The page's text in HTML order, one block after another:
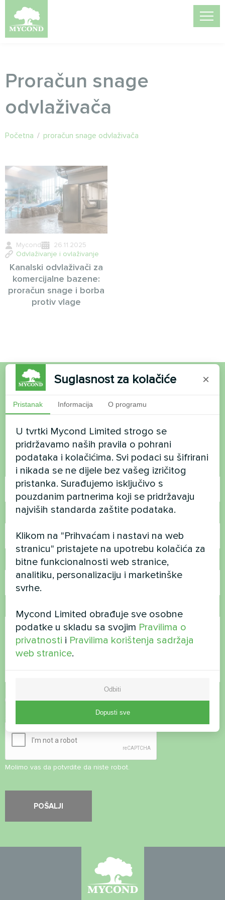
Proračun snage
odvlaživača
Početna / proračun snage odvlaživača
Mycond
26.11.2025
Odvlaživanje i ovlaživanje
Kanalski odvlaživači za
komercijalne bazene:
proračun snage i borba
protiv vlage
Želite kupiti ili imate
pitanja?
Kontaktirajte nas i mi ćemo vam pomoći
Ime
Broj telefona
E-pošta
Komentar
PrihvatiPravila o privatnosti
Molimo vas da potvrdite da niste robot.
Suglasnost za kolačiće ×
Pristanak Informacija O programu
U tvrtki Mycond Limited strogo se
pridržavamo naših pravila o pohrani
podataka i kolačićima. Svi podaci su šifrirani
i nikada se ne dijele bez vašeg izričitog
pristanka. Surađujemo isključivo s
pouzdanim partnerima koji se pridržavaju
najviših standarda zaštite podataka.
Klikom na "Prihvaćam i nastavi na web
stranicu" pristajete na upotrebu kolačića za
bitne funkcionalnosti web stranice,
analitiku, personalizaciju i marketinške
svrhe.
Mycond Limited obrađuje sve osobne
podatke u skladu sa svojim Pravilima o
privatnosti i Pravilima korištenja sadržaja
web stranice.
Odbiti
Dopusti sve